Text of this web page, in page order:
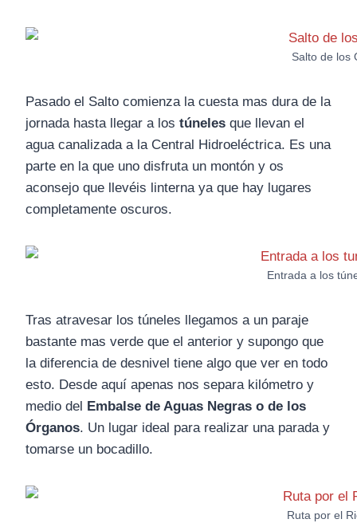
Salto de los
Pasado el Salto comienza la cuesta mas dura de la
jornada hasta llegar a los túneles que llevan el
agua canalizada a la Central Hidroeléctrica. Es una
parte en la que uno disfruta un montón y os
aconsejo que llevéis linterna ya que hay lugares
completamente oscuros.
Entrada a los
Tras atravesar los túneles llegamos a un paraje
bastante mas verde que el anterior y supongo que
la diferencia de desnivel tiene algo que ver en todo
esto. Desde aquí apenas nos separa kilómetro y
medio del
Embalse de Aguas Negras o de los
Órganos. Un lugar ideal para realizar una parada y
tomarse un bocadillo.
Ruta por el